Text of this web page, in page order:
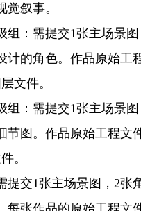
叙事。
：需提交1张主场景图
计的角色。作品原始工
文件。
：需提交1张主场景图
节图。作品原始工程文
。
交1张主场景图，2张
每张作品的原始工程文